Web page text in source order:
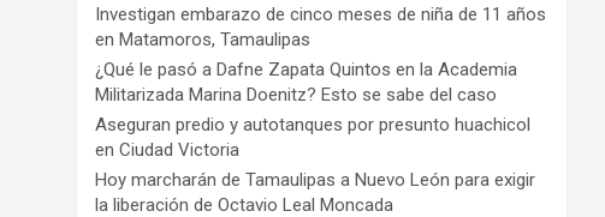
Investigan embarazo de cinco meses de niña de 11 años
en Matamoros, Tamaulipas
¿Qué le pasó a Dafne Zapata Quintos en la Academia
Militarizada Marina Doenitz? Esto se sabe del caso
Aseguran predio y autotanques por presunto huachicol
en Ciudad Victoria
Hoy marcharán de Tamaulipas a Nuevo León para exigir
la liberación de Octavio Leal Moncada